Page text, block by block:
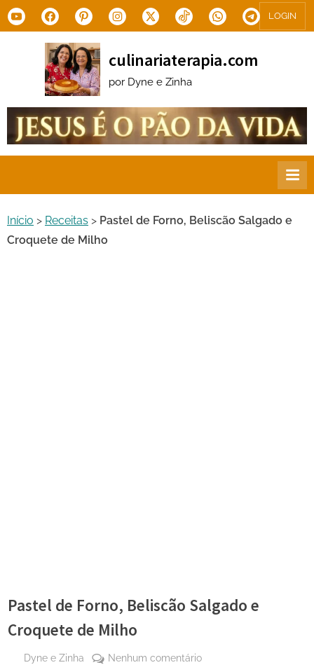
Skip
to
YoutubeFacebookPinterestInstagram
X.com Tiktok WhatsAppTelegram
LOGIN
culinariaterapia.com
por Dyne e Zinha
Início > Receitas > Pastel de Forno, Beliscão Salgado e
Croquete de Milho
Pastel de Forno, Beliscão Salgado e
Croquete de Milho
By
Dyne e Zinha Nenhum comentárioem